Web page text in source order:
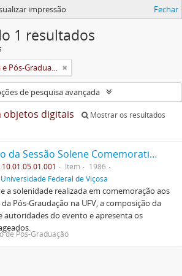
impressão Fechar
1 resultados
Pró-Reitoria de Pesquisa e Pós-Graduação
de pesquisa avançada
objetos digitais
Mostrar os resultados
Roteiro da Sessão Solene Comemorativa do Jubileu de Prata da Pós-Graduação na U.F.V.
Item
1986
Universidade Federal de Viçosa
a solenidade realizada em comemoração aos
Pós-Graudação na UFV, a composição da
autoridades do evento e apresenta os
de Pós-Graduação